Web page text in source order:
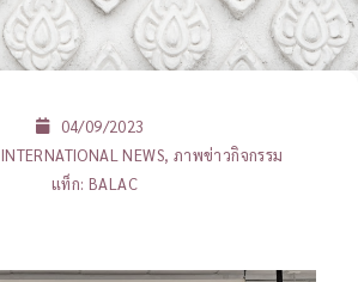
04/09/2023
INTERNATIONAL NEWS, ภาพข่าวกิจกรรม
แท็ก: BALAC